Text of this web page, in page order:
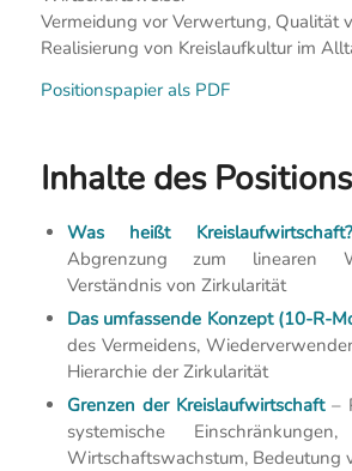
Vermeidung vor Verwertung, Qualität
Realisierung von Kreislaufkultur im
Positionspapier als PDF
Inhalte des
Was heißt Kreislaufwirtschaft?
Abgrenzung zum linearen
Verständnis von Zirkularität
Das umfassende Konzept (10-R-
des Vermeidens,
Hierarchie der Zirkularität
Grenzen der Kreislaufwirtschaft–
systemische
Wirtschaftswachstum, Bedeutung